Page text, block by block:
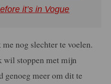
it’s in Vogue
nog slechter te voelen.
wil stoppen met mijn
genoeg meer om dit te